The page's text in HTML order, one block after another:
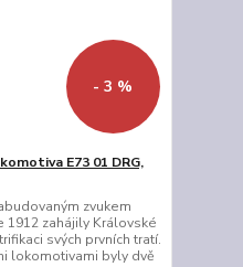
- 3 %
E73 01 DRG,
zvukem
zahájily Královské
svých prvních tratí.
lokomotivami byly dvě